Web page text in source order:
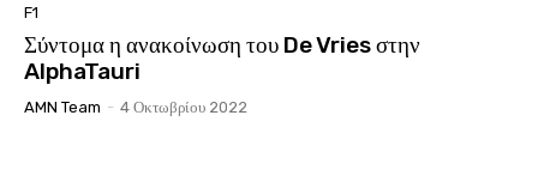
F1
Σύντομα η ανακοίνωση του De Vries στην
AlphaTauri
AMN Team - 4 Οκτωβρίου 2022